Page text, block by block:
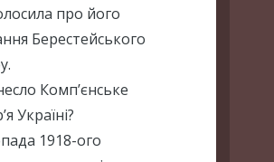
про його
Берестейського
Комп’єнське
Україні?
1918-ого